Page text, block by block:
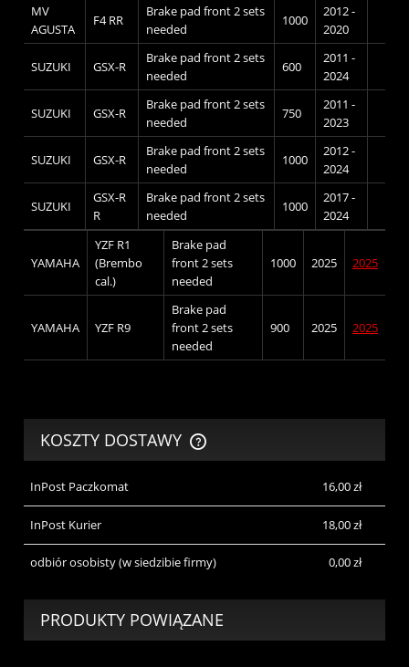
MV
AGUSTA
F4 RR
Brake pad front 2 sets
needed
1000
2012 -
2020
SUZUKI GSX-R
Brake pad front 2 sets
needed
600
2011 -
2024
SUZUKI GSX-R
Brake pad front 2 sets
needed
750
2011 -
2023
SUZUKI GSX-R
Brake pad front 2 sets
needed
1000
2012 -
2024
SUZUKI
GSX-R
R
Brake pad front 2 sets
needed
1000
2017 -
2024
YAMAHA
YZF R1
(Brembo
cal.)
Brake pad
front 2 sets
needed
1000 2025 2025
YAMAHA YZF R9
Brake pad
front 2 sets
needed
900 2025 2025
KOSZTY DOSTAWY
CENA NIE ZAWIERA EWENTUALNYCH KOSZTÓW PŁATNOŚCI
InPost Paczkomat 16,00 zł
InPost Kurier 18,00 zł
odbiór osobisty(w siedzibie firmy) 0,00 zł
PRODUKTY POWIĄZANE